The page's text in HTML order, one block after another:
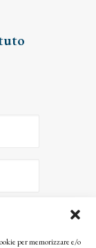
per memorizzare e/o